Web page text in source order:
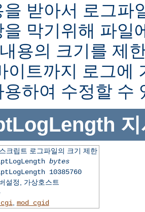
을 받아서 로그파
을 막기위해 파일
용의 크기를 제
이트까지 로그에
용하여 수정할 수
크립트 로그파일의 크기 제한
bytes
10385760
설정, 가상호스트
mod_cgid